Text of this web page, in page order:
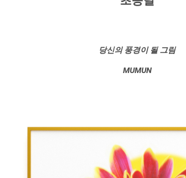
당신의 풍경이 될 그림
MUMUN